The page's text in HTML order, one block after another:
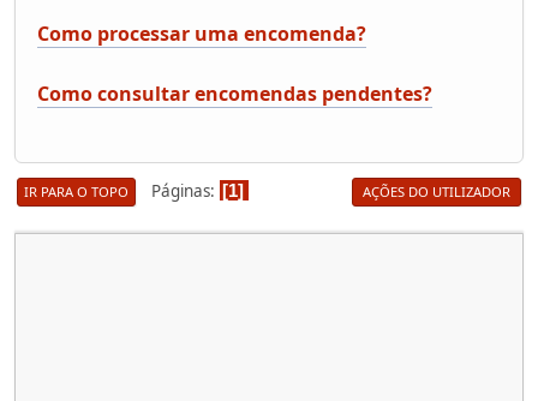
Como processar uma encomenda?
Como consultar encomendas pendentes?
IR PARA O TOPO Páginas 1 AÇÕES DO UTILIZADOR